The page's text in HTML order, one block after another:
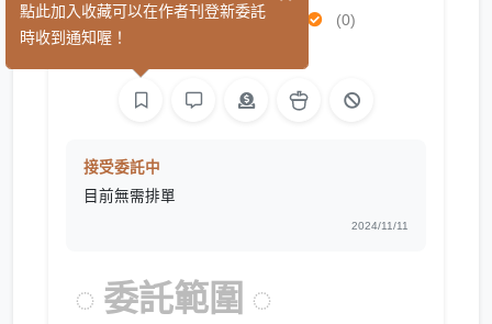
白離⇋BerLer (0)
接受委託中
目前無需排單
2024/11/11
◌ 委託範圍 ◌
點此加入收藏可以在作者刊登新委託
時收到通知喔！